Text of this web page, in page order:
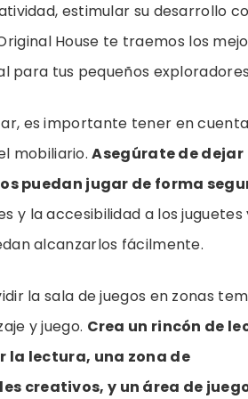
estimular su desarrollo
House te traemos los
para tus pequeños
es importante tener en
mobiliario.Asegúrate de dejar
puedan jugar de forma
y la accesibilidad a los juguetes
alcanzarlos fácilmente.
la sala de juegos en zonas
y juego. Crea un rincón de
la lectura, una zona de
creativos, y un área de